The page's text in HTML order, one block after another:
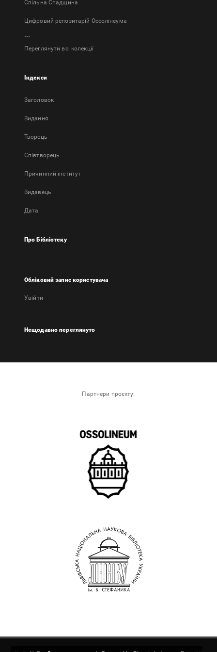
Спільна Спадщина
Цифровий репозитарій Оссолінеума
...
Переглянути всі колекції
Індекси
Заголовок
Bидання
Творець
Співтворець
Причинний інститут
Видавець
Дата
Про Бібліотеку
Обліковий запис користувача
Увійти
Нещодавно переглянуто
Партнери проєкту: